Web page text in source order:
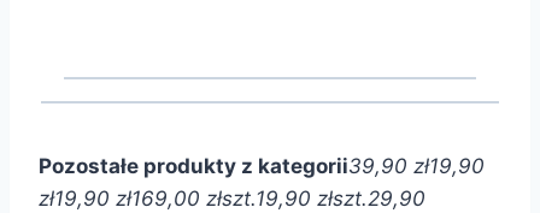
Pozostałe produkty z kategorii39,90 zł19,90
zł19,90 zł169,00 złszt.19,90 złszt.29,90